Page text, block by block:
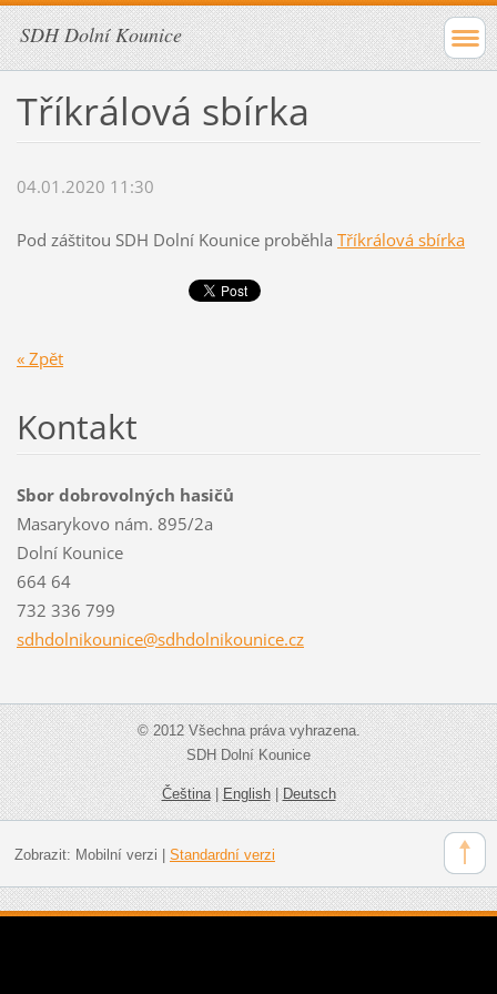
SDH Dolní Kounice
Tříkrálová sbírka
04.01.2020 11:30
Pod záštitou SDH Dolní Kounice proběhla Tříkrálová sbírka
« Zpět
Kontakt
Sbor dobrovolných hasičů
Masarykovo nám. 895/2a
Dolní Kounice
664 64
732 336 799
sdhdolnikounice@sdhdolnikounice.cz
© 2012 Všechna práva vyhrazena.
SDH Dolní Kounice
Čeština|English|Deutsch
Zobrazit: Mobilní verzi Standardní verzi